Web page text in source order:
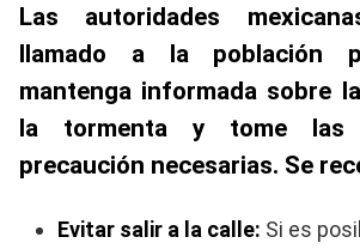
Las autoridades
llamado a la población
mantenga informada sobre
la tormenta y tome las
precaución necesarias. Se
Evitar salir a la calle: Si es